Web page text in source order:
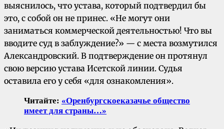
выяснилось, что устава, который подтвердил бы
это, с собой он не принес. «Не могут они
заниматься коммерческой деятельностью! Что вы
вводите суд в заблуждение?» — с места возмутился
Александровский. В подтверждение он протянул
свою версию устава Исетской линии. Судья
оставила его у себя «для ознакомления».
Читайте: «Оренбургскоеказачье общество
имеет для страны…»